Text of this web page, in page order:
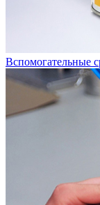
Вспомогательные